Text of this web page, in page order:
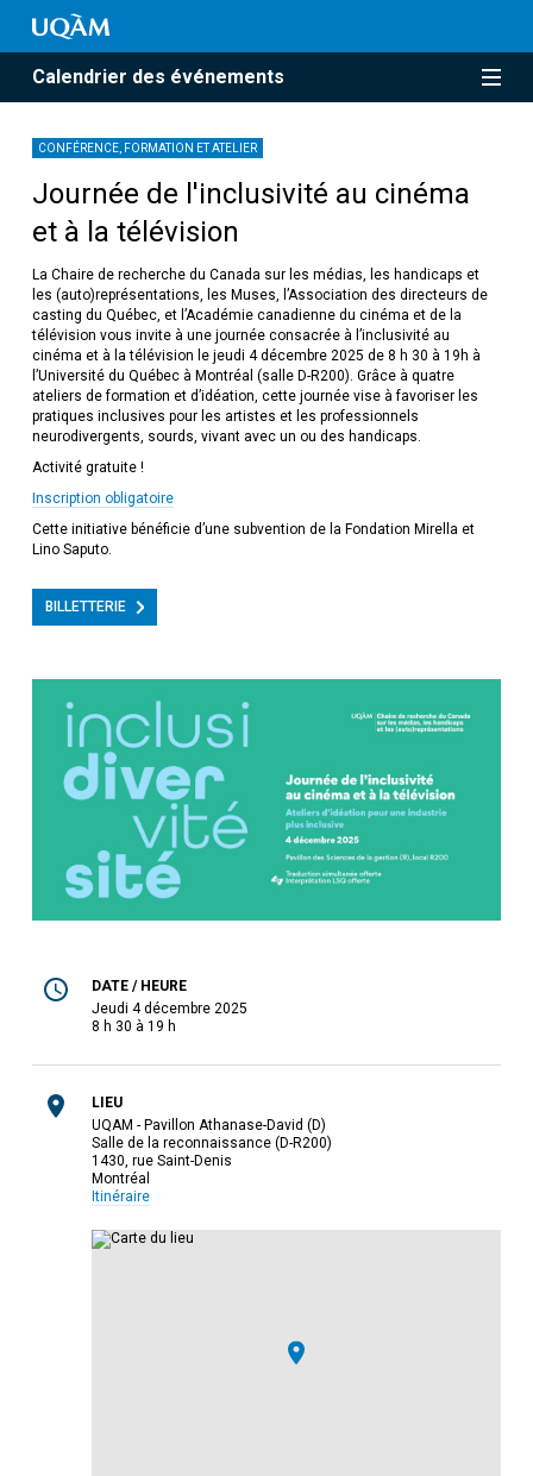
Calendrier des événements
CONFÉRENCE, FORMATION ET ATELIER
Journée de l'inclusivité au cinéma
et à la télévision
La Chaire de recherche du Canada sur les médias, les handicaps et
les (auto)représentations, les Muses, l’Association des directeurs de
casting du Québec, et l’Académie canadienne du cinéma et de la
télévision vous invite à une journée consacrée à l’inclusivité au
cinéma et à la télévision le jeudi 4 décembre 2025 de 8 h 30 à 19h à
l’Université du Québec à Montréal (salle D-R200). Grâce à quatre
ateliers de formation et d’idéation, cette journée vise à favoriser les
pratiques inclusives pour les artistes et les professionnels
neurodivergents, sourds, vivant avec un ou des handicaps.
Activité gratuite !
Inscription obligatoire
Cette initiative bénéficie d’une subvention de la Fondation Mirella et
Lino Saputo.
BILLETTERIE
DATE / HEURE
jeudi 4 décembre 2025
8 h 30 à 19 h
LIEU
UQAM - Pavillon Athanase-David (D)
Salle de la reconnaissance (D-R200)
1430, rue Saint-Denis
Montréal
Itinéraire